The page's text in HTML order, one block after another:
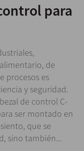
para
de
procesos es
y seguridad.
de control C-
ser montado en
que se
sino también...